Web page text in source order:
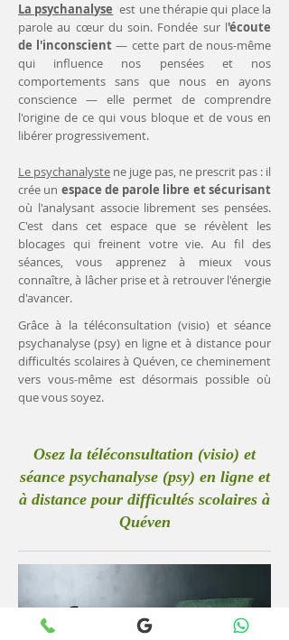
La psychanalyse est une thérapie qui place la
parole au cœur du soin. Fondée sur l'écoute
de l'inconscient— cette part de nous-même
qui influence nos pensées et nos
comportements sans que nous en ayons
conscience — elle permet de comprendre
l'origine de ce qui vous bloque et de vous en
libérer progressivement.
Le psychanalyste ne juge pas, ne prescrit pas : il
crée un espace de parole libre et sécurisant
où l'analysant associe librement ses pensées.
C'est dans cet espace que se révèlent les
blocages qui freinent votre vie. Au fil des
séances, vous apprenez à mieux vous
connaître, à lâcher prise et à retrouver l'énergie
d'avancer.
Grâce à la téléconsultation (visio) et séance
psychanalyse (psy) en ligne et à distance pour
difficultés scolaires à Quéven, ce cheminement
vers vous-même est désormais possible où
que vous soyez.
Osez la téléconsultation (visio) et
séance psychanalyse (psy) en ligne et
à distance pour difficultés scolaires à
Quéven